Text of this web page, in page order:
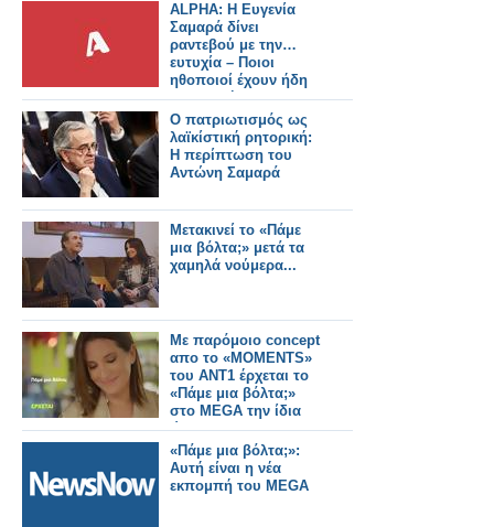
ALPHA: Η Ευγενία
Σαμαρά δίνει
ραντεβού με την…
ευτυχία – Ποιοι
ηθοποιοί έχουν ήδη
συμφωνήσει για τη
νέα σειρά
Ο πατριωτισμός ως
λαϊκίστική ρητορική:
Η περίπτωση του
Αντώνη Σαμαρά
Μετακινεί το «Πάμε
μια βόλτα;» μετά τα
χαμηλά νούμερα...
Με παρόμοιο concept
απο το «MOMENTS»
του ΑΝΤ1 έρχεται το
«Πάμε μια βόλτα;»
στο MEGA την ίδια
ώρα
«Πάμε μια βόλτα;»:
Αυτή είναι η νέα
εκπομπή του MEGA